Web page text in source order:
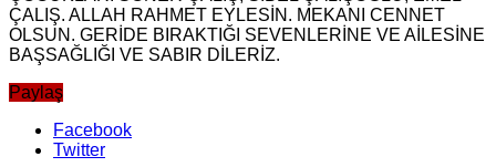
ÇALIŞ. ALLAH RAHMET EYLESİN. MEKANI CENNET
OLSUN. GERİDE BIRAKTIĞI SEVENLERİNE VE AİLESİNE
BAŞSAĞLIĞI VE SABIR DİLERİZ.
Paylaş
Facebook
Twitter